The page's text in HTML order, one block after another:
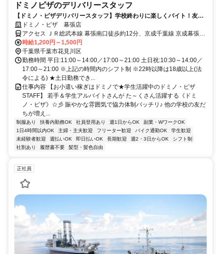
ドミノピザのデリバリースタッフ
【ドミノ・ピザデリバリースタッフ】学校終わりに楽しくバイト！友達
との応募◎
ドミノ・ピザ 幕張店
アクセス ＪＲ総武本線 幕張南口徒歩約12分、京成千葉線 京成幕張徒
歩約14分、ＪＲ京葉線 海浜幕張北口(公園口)徒歩約15分 中央・総武
各駅停車 幕張 徒歩10分
時給1,200円～1,500円
千葉県千葉市花見川区
勤務時間 平日:11:00～14:00／17:00～21:00 土日祝:10:30～14:00／
17:00～21:00 ※上記の時間内のシフト制 ※22時以降は18歳以上(法
令による) ★土日勤務でき...
仕事内容 【お小遣い稼ぎはドミノで★学生活躍中のドミノ・ピザ
STAFF】 若手＆学生アルバイトさんが た～くさん活躍する《ドミ
ノ・ピザ》☆彡 賑やかな雰囲気で協力体制バッチリ♪ 他の学校の友だ
ちが増え...
制服あり 扶養内勤務OK 社員登用あり 週1日からOK
副業・WワークOK
1日4時間以内OK
主婦・主夫歓迎 フリーター歓迎 バイク通勤OK
学生歓迎
未経験者歓迎
週払いOK 即日払いOK 長期歓迎 週2・3日からOK
シフト制
社割あり
履歴書不要 髪型・髪色自由
正社員